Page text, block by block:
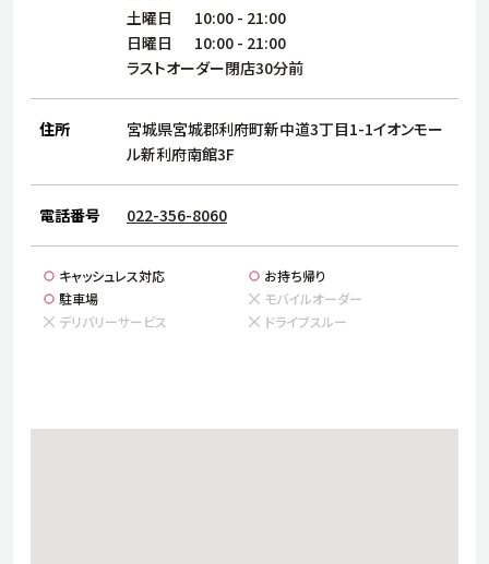
サステナビリティ
ブランド
店舗検索
店舗一覧
採用情報
よくある質問・お問い合わせ
土曜日
10:00 - 21:00
日曜日
10:00 - 21:00
ラストオーダー閉店30分前
住所
宮城県宮城郡利府町新中道3丁目1-1イオンモー
ル新利府南館3F
電話番号 022-356-8060
キャッシュレス対応
お持ち帰り
駐車場
モバイルオーダー
デリバリーサービス
ドライブスルー